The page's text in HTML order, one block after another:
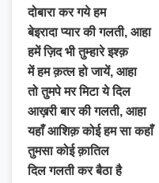
दोबारा कर गये हम
बेइरादा प्यार की गलती, आहा
हमें ज़िद भी तुम्हारे इश्क़
में हम क़त्ल हो जायें, आहा
तो तुमपे मर मिटा ये दिल
आख़री बार की गलती, आहा
यहाँ आशिक़ कोई हम सा कहाँ
तुमसा कोई क़ातिल
दिल गलती कर बैठा है